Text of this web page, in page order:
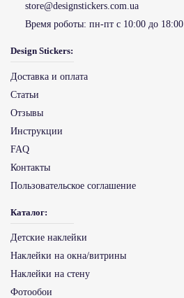
store@designstickers.com.ua
Время роботы: пн-пт с 10:00 до 18:00
Design Stickers:
Доставка и оплата
Статьи
Отзывы
Инструкции
FAQ
Контакты
Пользовательское соглашение
Каталог:
Детские наклейки
Наклейки на окна/витрины
Наклейки на стену
Фотообои